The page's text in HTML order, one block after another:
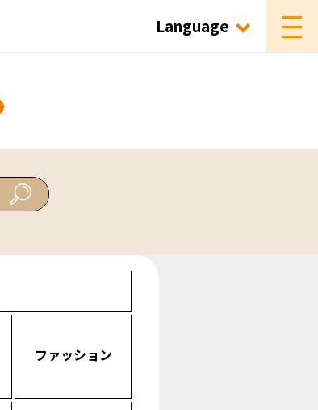
Language
ファッション